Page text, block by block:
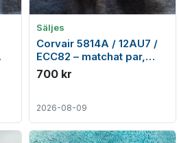
Säljes
Corvair 5814A / 12AU7 /
ECC82 – matchat par,
USA 1960-tal.
700 kr
2026-08-09